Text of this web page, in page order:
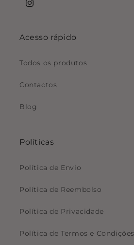
Instagram
Acesso rápido
Todos os produtos
Contactos
Blog
Políticas
Política de Envio
Política de Reembolso
Política de Privacidade
Política de Termos e Condições